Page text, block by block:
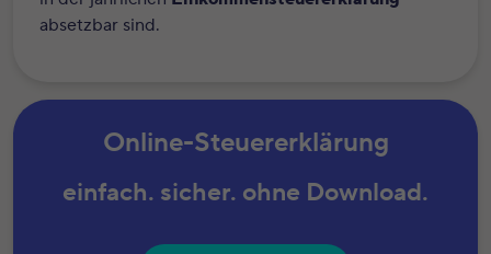
absetzbar sind.
Online-Steuererklärung
einfach. sicher. ohne Download.